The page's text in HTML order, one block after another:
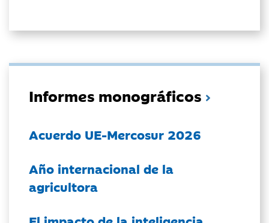
Informes monográficos
Acuerdo UE-Mercosur 2026
Año internacional de la
agricultora